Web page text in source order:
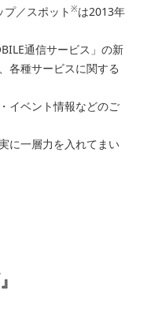
／スポット ※は2013年
通信サービス」の新
各種サービスに関する
イベント情報などのご
に一層力を入れてまい